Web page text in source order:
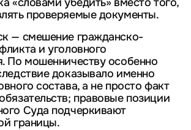
проверяемые документы.
— смешение гражданско-
и уголовного
По мошенничеству особенно
доказывало именно
состава, а не просто факт
правовые позиции
Суда подчеркивают
границы.